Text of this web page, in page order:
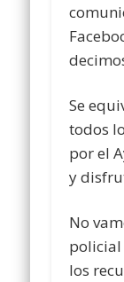
Se
todos
por el
y
No
policial
los